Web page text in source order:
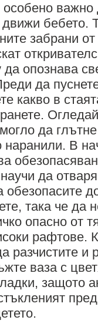
важно
движи
забрани
опознава
да
какво в
да
наранили. В
да
обезопасите
така че да
опасно от
рафтове.
разчистите и
ваза с
защото